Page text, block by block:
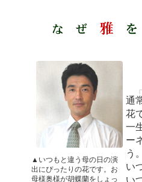
▲いつもと違う母の日の演
出にぴったりの花です。お
母様奥様が胡蝶蘭をしょっ
通
花
一
ー
う
い
い